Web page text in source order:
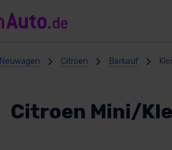
Neuwagen Citroen Barkauf
Citroen Mini/